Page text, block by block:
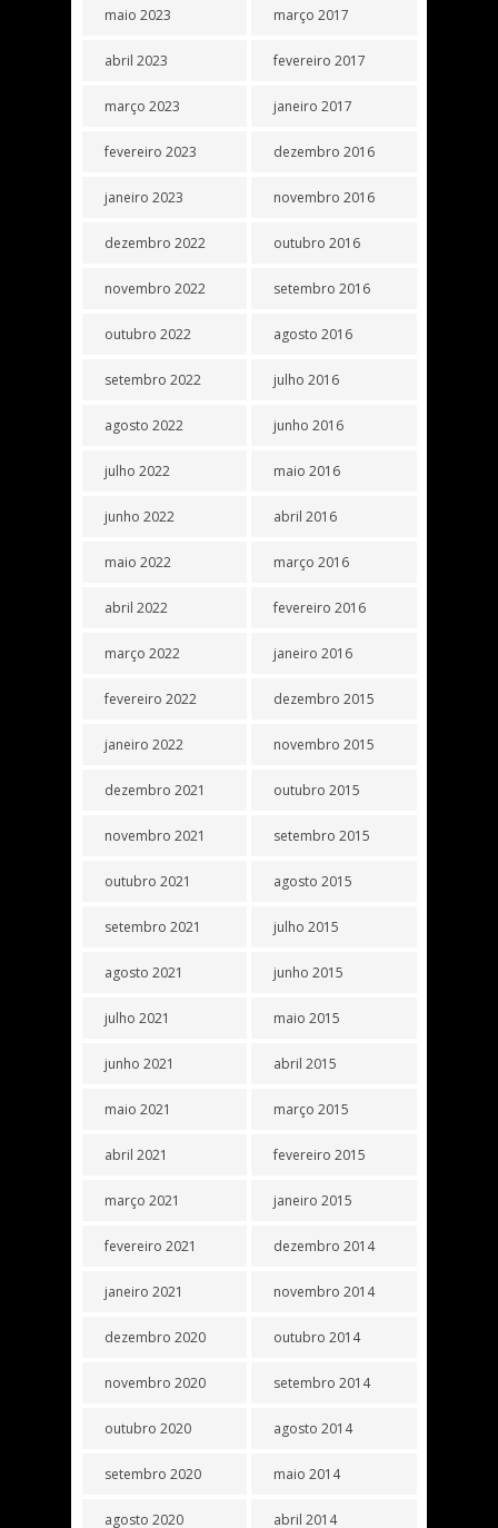
maio 2023
abril 2023
março 2023
fevereiro 2023
janeiro 2023
dezembro 2022
novembro 2022
outubro 2022
setembro 2022
agosto 2022
julho 2022
junho 2022
maio 2022
abril 2022
março 2022
fevereiro 2022
janeiro 2022
dezembro 2021
novembro 2021
outubro 2021
setembro 2021
agosto 2021
julho 2021
junho 2021
maio 2021
abril 2021
março 2021
fevereiro 2021
janeiro 2021
dezembro 2020
novembro 2020
outubro 2020
setembro 2020
agosto 2020
março 2017
fevereiro 2017
janeiro 2017
dezembro 2016
novembro 2016
outubro 2016
setembro 2016
agosto 2016
julho 2016
junho 2016
maio 2016
abril 2016
março 2016
fevereiro 2016
janeiro 2016
dezembro 2015
novembro 2015
outubro 2015
setembro 2015
agosto 2015
julho 2015
junho 2015
maio 2015
abril 2015
março 2015
fevereiro 2015
janeiro 2015
dezembro 2014
novembro 2014
outubro 2014
setembro 2014
agosto 2014
maio 2014
abril 2014